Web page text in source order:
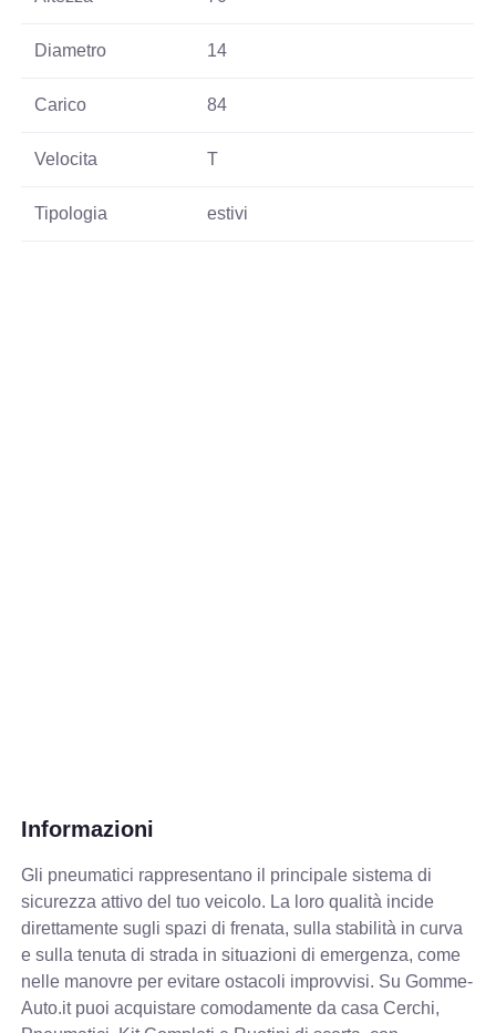
Diametro 14
Carico 84
Velocita T
Tipologia estivi
Informazioni
Gli pneumatici rappresentano il principale sistema di
sicurezza attivo del tuo veicolo. La loro qualità incide
direttamente sugli spazi di frenata, sulla stabilità in curva
e sulla tenuta di strada in situazioni di emergenza, come
nelle manovre per evitare ostacoli improvvisi. Su Gomme-
Auto.it puoi acquistare comodamente da casa Cerchi,